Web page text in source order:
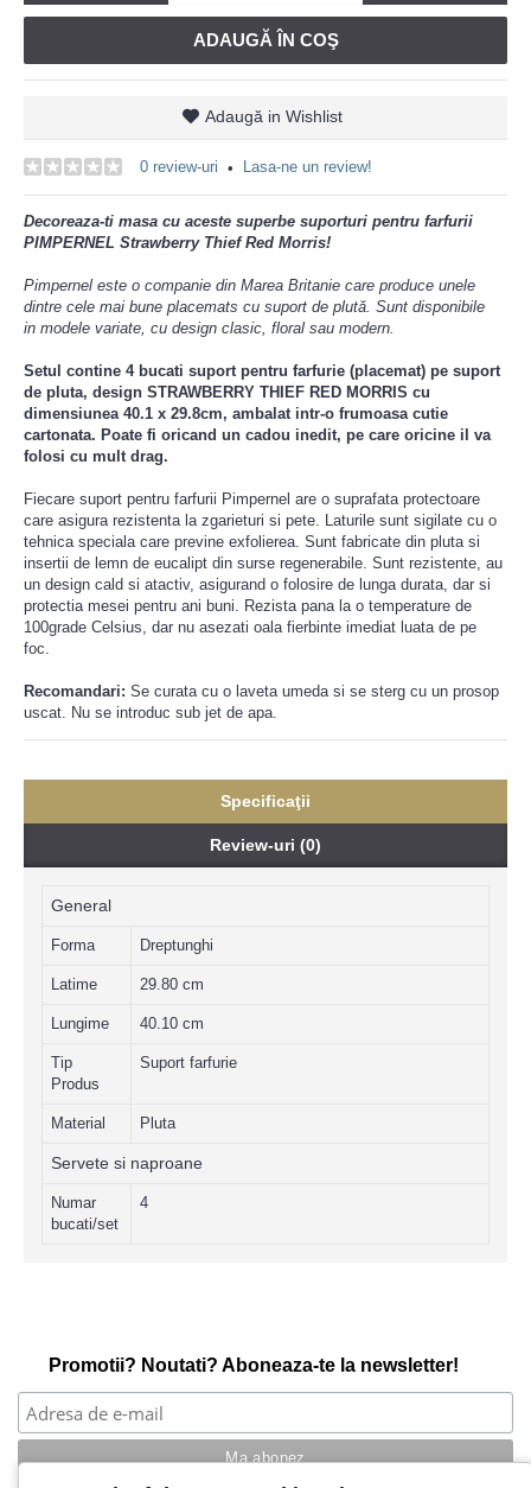
ADAUGĂ ÎN COŞ
Adaugă in Wishlist
0 review-uri • Lasa-ne un review!
Decoreaza-ti masa cu aceste superbe suporturi pentru farfurii
PIMPERNEL Strawberry Thief Red Morris!
Pimpernel este o companie din Marea Britanie care produce unele
dintre cele mai bune placemats cu suport de plută. Sunt disponibile
in modele variate, cu design clasic, floral sau modern.
Setul contine 4 bucati suport pentru farfurie (placemat) pe suport
de pluta, design STRAWBERRY THIEF RED MORRIS cu
dimensiunea 40.1 x 29.8cm, ambalat intr-o frumoasa cutie
cartonata. Poate fi oricand un cadou inedit, pe care oricine il va
folosi cu mult drag.
Fiecare suport pentru farfurii Pimpernel are o suprafata protectoare
care asigura rezistenta la zgarieturi si pete. Laturile sunt sigilate cu o
tehnica speciala care previne exfolierea. Sunt fabricate din pluta si
insertii de lemn de eucalipt din surse regenerabile. Sunt rezistente, au
un design cald si atactiv, asigurand o folosire de lunga durata, dar si
protectia mesei pentru ani buni. Rezista pana la o temperature de
100grade Celsius, dar nu asezati oala fierbinte imediat luata de pe
foc.
Recomandari: Se curata cu o laveta umeda si se sterg cu un prosop
uscat. Nu se introduc sub jet de apa.
Specificaţii
Review-uri (0)
General
Forma Dreptunghi
Latime 29.80 cm
Lungime 40.10 cm
Tip
Produs
Suport farfurie
Material Pluta
Servete si naproane
Numar
bucati/set
4
Promotii? Noutati? Aboneaza-te la newsletter!